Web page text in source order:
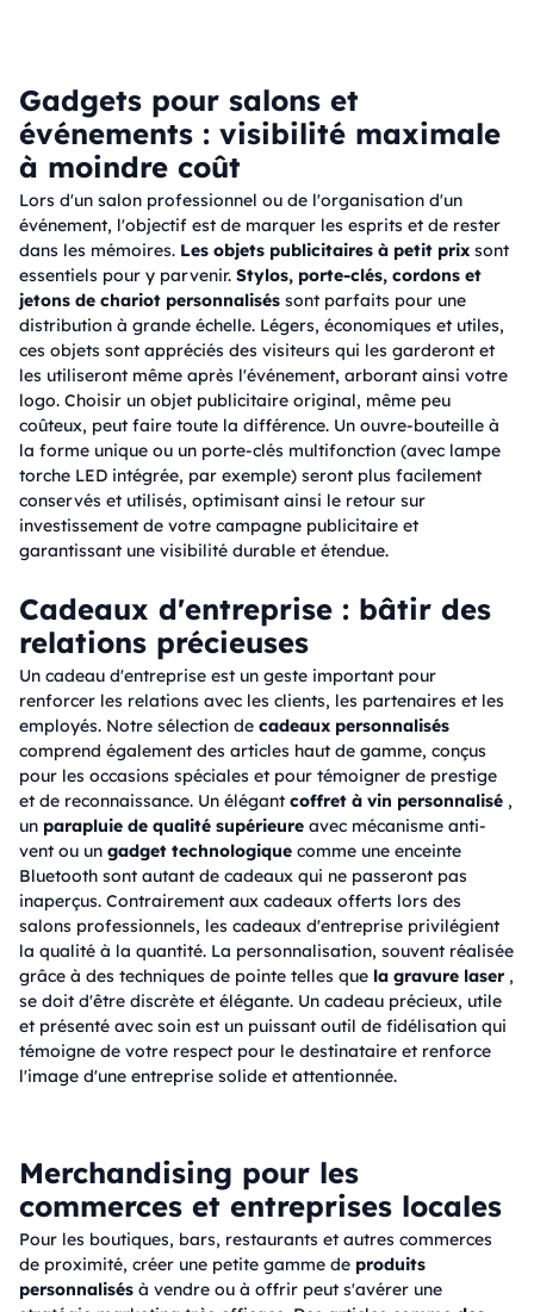
Gadgets pour salons et
événements : visibilité maximale
à moindre coût
Lors d'un salon professionnel ou de l'organisation d'un
événement, l'objectif est de marquer les esprits et de rester
dans les mémoires. Les objets publicitaires à petit prix sont
essentiels pour y parvenir. Stylos, porte-clés, cordons et
jetons de chariot personnalisés sont parfaits pour une
distribution à grande échelle. Légers, économiques et utiles,
ces objets sont appréciés des visiteurs qui les garderont et
les utiliseront même après l'événement, arborant ainsi votre
logo. Choisir un objet publicitaire original, même peu
coûteux, peut faire toute la différence. Un ouvre-bouteille à
la forme unique ou un porte-clés multifonction (avec lampe
torche LED intégrée, par exemple) seront plus facilement
conservés et utilisés, optimisant ainsi le retour sur
investissement de votre campagne publicitaire et
garantissant une visibilité durable et étendue.
Cadeaux d'entreprise : bâtir des
relations précieuses
Un cadeau d'entreprise est un geste important pour
renforcer les relations avec les clients, les partenaires et les
employés. Notre sélection de cadeaux personnalisés
comprend également des articles haut de gamme, conçus
pour les occasions spéciales et pour témoigner de prestige
et de reconnaissance. Un élégant coffret à vin personnalisé ,
un parapluie de qualité supérieure avec mécanisme anti-
vent ou un gadget technologique comme une enceinte
Bluetooth sont autant de cadeaux qui ne passeront pas
inaperçus. Contrairement aux cadeaux offerts lors des
salons professionnels, les cadeaux d'entreprise privilégient
la qualité à la quantité. La personnalisation, souvent réalisée
grâce à des techniques de pointe telles que la gravure laser ,
se doit d'être discrète et élégante. Un cadeau précieux, utile
et présenté avec soin est un puissant outil de fidélisation qui
témoigne de votre respect pour le destinataire et renforce
l'image d'une entreprise solide et attentionnée.
Merchandising pour les
commerces et entreprises locales
Pour les boutiques, bars, restaurants et autres commerces
de proximité, créer une petite gamme de produits
personnalisés à vendre ou à offrir peut s'avérer une